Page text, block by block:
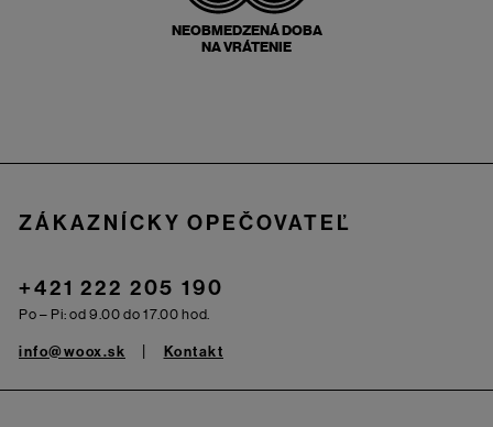
NEOBMEDZENÁ DOBA
NA VRÁTENIE
ZÁKAZNÍCKY OPEČOVATEĽ
+421 222 205 190
Po – Pi: od 9.00 do 17.00 hod.
info@woox.sk Kontakt